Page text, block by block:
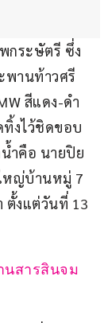
กระษัตรี ซึ่ง
พานท้าวศรี
สีแดง-ดำ
ทิ้งไว้ชิดขอบ
ำคือ นายปิย
หญ่บ้านหมู่ 7
ตั้งแต่วันที่ 13
นสารสินจม